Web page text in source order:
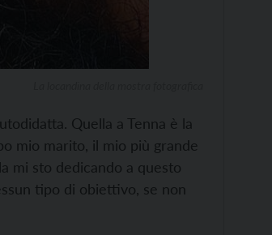
Quella a Tenna è la
mio marito, il mio più grande
mi sto dedicando a questo
tipo di obiettivo, se non